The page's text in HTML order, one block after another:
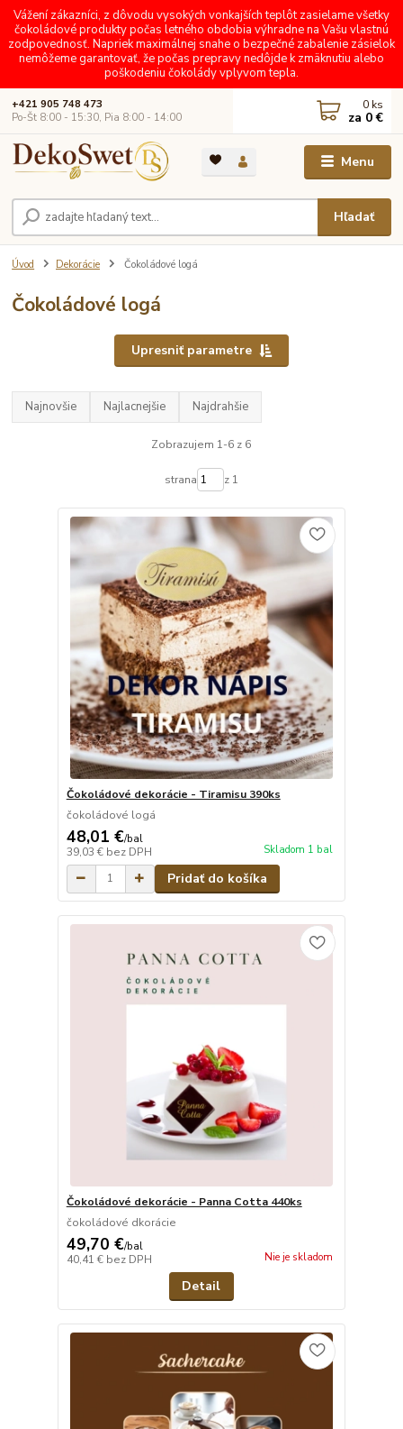
Vážení zákazníci, z dôvodu vysokých vonkajších teplôt zasielame všetky
čokoládové produkty počas letného obdobia výhradne na Vašu vlastnú
zodpovednosť. Napriek maximálnej snahe o bezpečné zabalenie zásielok
nemôžeme garantovať, že počas prepravy nedôjde k zmäknutiu alebo
poškodeniu čokolády vplyvom tepla.
Menu
Hľadať
+421 905 748 473
Po-Št 8:00 - 15:30, Pia 8:00 - 14:00
0 ks
za 0 €
Úvod Dekorácie Čokoládové logá
Čokoládové logá
Upresniť parametre
Najnovšie Najlacnejšie Najdrahšie
Zobrazujem 1-6 z 6
strana z 1
Čokoládové dekorácie - Tiramisu 390ks
čokoládové logá
48,01 €/bal
39,03 € bez DPH Skladom 1 bal
Pridať do košíka
Čokoládové dekorácie - Panna Cotta 440ks
čokoládové dkorácie
49,70 €/bal
40,41 € bez DPH Nie je skladom
Detail